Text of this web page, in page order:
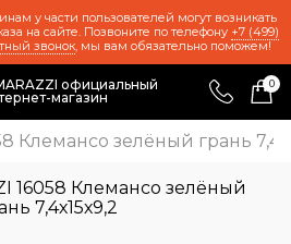
у части пользователей могут возникать
на сайте. Позвоните по телефону +7 (499)
звонок, мы вам обязательно поможем!
официальный
магазин
0
Клемансо зелёный грань
16058 Клемансо зелёный
7,4х15х9,2